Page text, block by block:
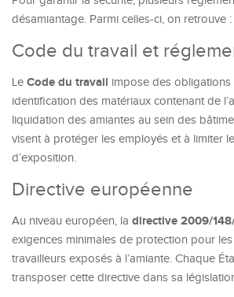
désamiantage. Parmi celles-ci, on retrouve :
Code du travail et
Le Code du travail impose des obligations
identification des matériaux contenant de
liquidation des amiantes au sein des
visent à protéger les employés et à limiter
d’exposition.
Directive européenne
Au niveau européen, la directive 2009/
exigences minimales de protection pour
travailleurs exposés à l’amiante. Chaque
transposer cette directive dans sa